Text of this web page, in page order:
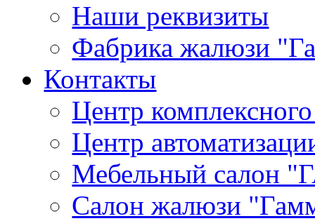
Наши реквизиты
Фабрика жалюзи
Контакты
Центр
Центр
Мебельный салон
Салон жалюзи